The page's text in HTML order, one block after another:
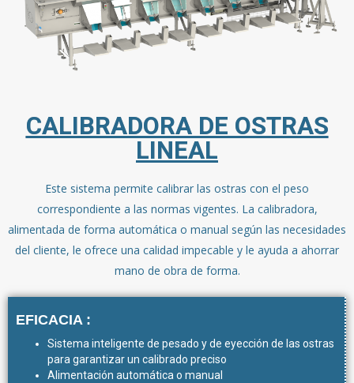
CALIBRADORA DE OSTRAS
LINEAL
Este sistema permite calibrar las ostras con el peso
correspondiente a las normas vigentes. La calibradora,
alimentada de forma automática o manual según las necesidades
del cliente, le ofrece una calidad impecable y le ayuda a ahorrar
mano de obra de forma.
EFICACIA :
Sistema inteligente de pesado y de eyección de las ostras
para garantizar un calibrado preciso
Alimentación automática o manual